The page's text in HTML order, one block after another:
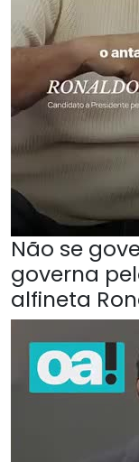
Não se
governa
alfineta